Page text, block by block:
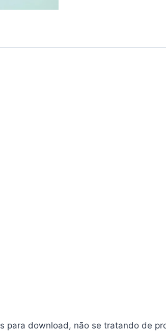
para download, não se tratando de